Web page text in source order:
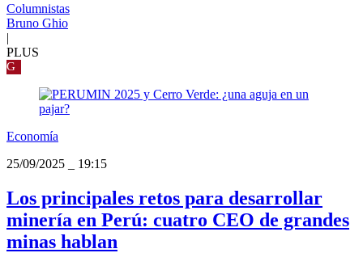
Columnistas
Bruno Ghio
|
PLUS
G
Economía
25/09/2025
19:15
Los principales retos para desarrollar
minería en Perú: cuatro CEO de grandes
minas hablan